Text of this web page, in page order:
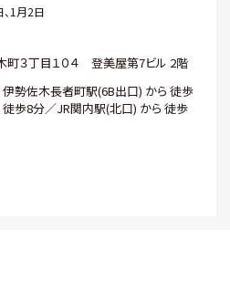
1月2日
３丁目１０４ 登美屋第7ビル 2階
勢佐木長者町駅(6B出口) から 徒歩
歩8分／JR関内駅(北口) から 徒歩